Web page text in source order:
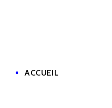
ACCUEIL